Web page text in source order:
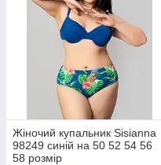
Жіночий купальник Sisianna
98249 синій на 50 52 54 56
58 розмір